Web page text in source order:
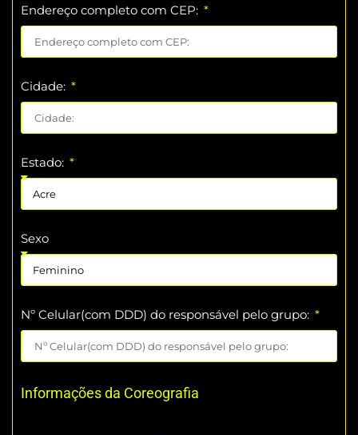
Endereço completo com CEP:
Cidade:
Estado:
Sexo
Nº Celular(com DDD) do responsável pelo grupo:
Informações da Coreografia